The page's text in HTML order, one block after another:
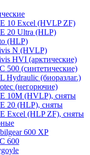
10 Excel (HVLP ZF)
20 Ultra (HLP)
(HLP)
N (HVLP)
HVI (арктические)
500 (синтетические)
Hydraulic (биоразлаг.)
(негорючие)
10M (HVLP), сняты
20 (HLP), сняты
Excel (HLP ZF), сняты
600 XP
600